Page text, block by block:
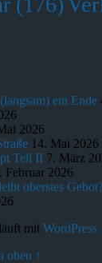
ein Ende
2026
14. Mai 2026
Teil II 7. März
Februar 2026
oberstes
mit WordPress
oben ↑